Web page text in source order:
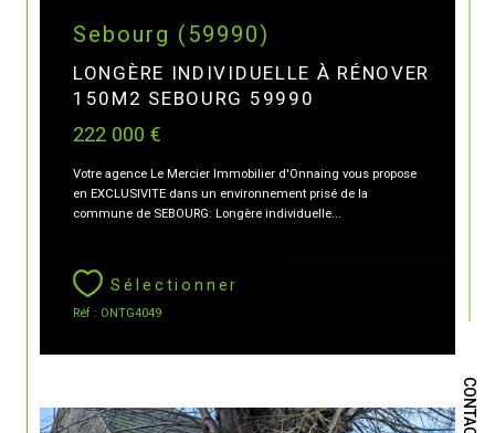
CONTACT
Sebourg (59990)
LONGÈRE INDIVIDUELLE À RÉNOVER
150M2 SEBOURG 59990
222 000 €
Votre agence Le Mercier Immobilier d'Onnaing vous propose
en EXCLUSIVITE dans un environnement prisé de la
commune de SEBOURG: Longère individuelle...
Sélectionner
Réf : ONTG4049